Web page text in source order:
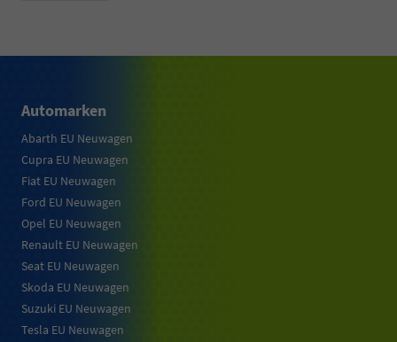
Automarken
Abarth EU Neuwagen
Cupra EU Neuwagen
Fiat EU Neuwagen
Ford EU Neuwagen
Opel EU Neuwagen
Renault EU Neuwagen
Seat EU Neuwagen
Skoda EU Neuwagen
Suzuki EU Neuwagen
Tesla EU Neuwagen